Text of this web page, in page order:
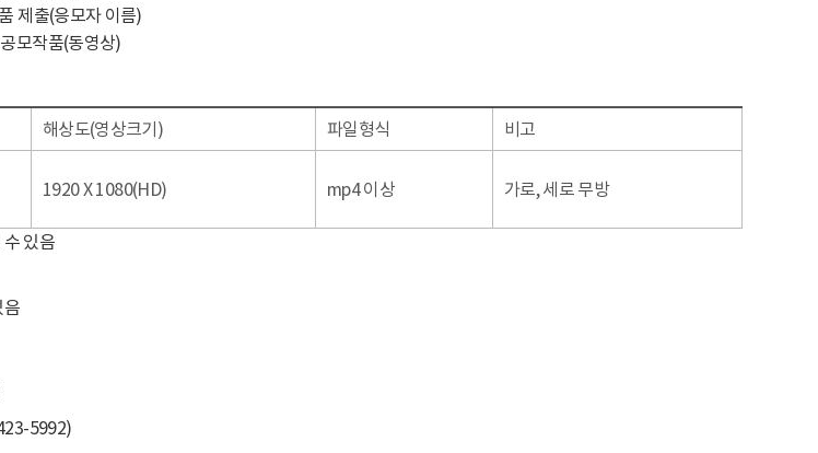
제출(응모자 이름)
모작품(동영상)
해상도(영상크기) 파일형식
비고
1920 X 1080(HD) mp4 이상 가로, 세로 무방
있음
음
5992)